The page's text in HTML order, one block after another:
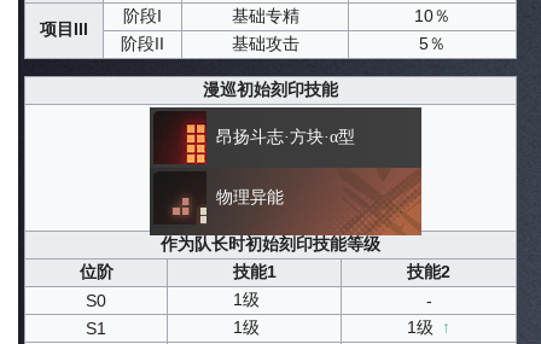
项目III
阶段I 基础专精
10％
阶段II
基础攻击 5％
漫巡初始刻印技能
昂扬斗志·方块·α型
物理异能
作为队长时初始刻印技能等级
位阶
技能1
技能2
S0
1级
-
S1
1级 1级
↑